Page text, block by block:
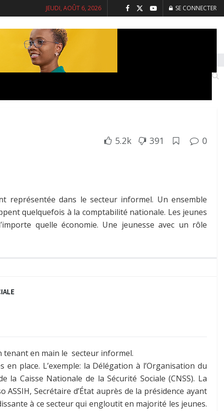
JEUDI, AOÛT 6, 2026 SE CONNECTER
INTERVIEWS SANTE
5.2k 391 0
représentée dans le secteur informel. Un ensemble
quelquefois à la comptabilité nationale. Les jeunes
quelle économie. Une jeunesse avec un rôle
tenant en main le secteur informel.
place. L’exemple: la Délégation à l’Organisation du
Caisse Nationale de la Sécurité Sociale (CNSS). La
Secrétaire d’État auprès de la présidence ayant
à ce secteur qui engloutit en majorité les jeunes.